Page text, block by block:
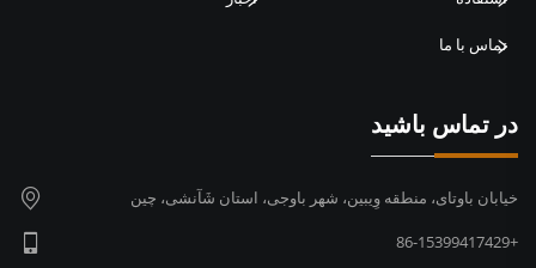
تماس با ما
در تماس باشید
خیابان باوتای، منطقه وِیبین، شهر باوجی، استان شَآنشی، چین
+86-15399417429